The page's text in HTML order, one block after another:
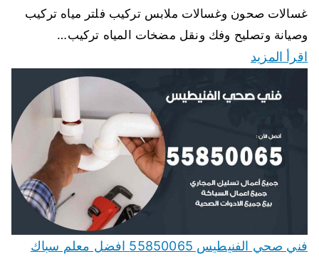
غسالات صحون وغسالات ملابس تركيب فلتر مياه تركيب
وصيانة وتصليح وفك ونقل مضخات المياه تركيب…
اقرأ المزيد
فني صحي الفنيطيس 55850065 افضل معلم سباك